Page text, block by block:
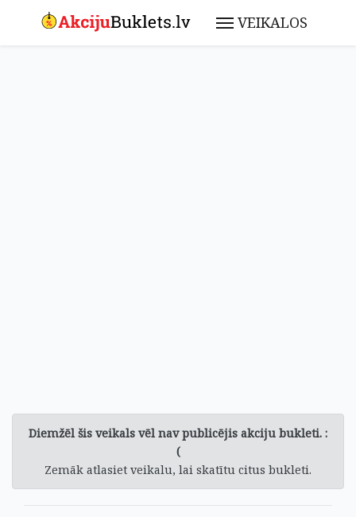
VEIKALOS
Diemžēl šis veikals vēl nav publicējis akciju bukleti. :
(
Zemāk atlasiet veikalu, lai skatītu citus bukleti.